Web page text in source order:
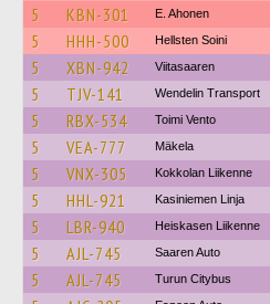
5 KBN-301 E. Ahonen
5 HHH-500 Hellsten Soini
5 XBN-942 Viitasaaren
5 TJV-141 Wendelin Transport
5 RBX-534 Toimi Vento
5 VEA-777 Mäkela
5 VNX-305 Kokkolan Liikenne
5 HHL-921 Kasiniemen Linja
5 LBR-940 Heiskasen Liikenne
5 AJL-745 Saaren Auto
5 AJL-745 Turun Citybus